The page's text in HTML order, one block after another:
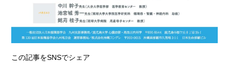
この記事をSNSでシェア